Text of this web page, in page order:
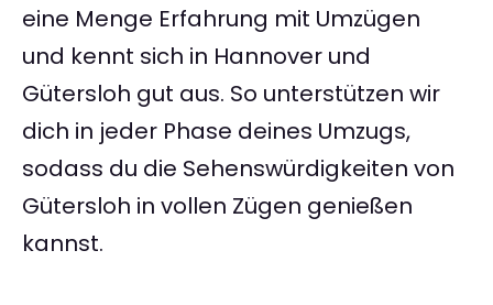
eine Menge Erfahrung mit Umzügen
und kennt sich in Hannover und
Gütersloh gut aus. So unterstützen wir
dich in jeder Phase deines Umzugs,
sodass du die Sehenswürdigkeiten von
Gütersloh in vollen Zügen genießen
kannst.